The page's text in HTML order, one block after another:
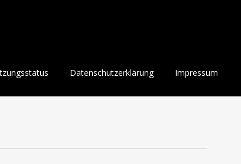
Datenschutzerklärung Impressum